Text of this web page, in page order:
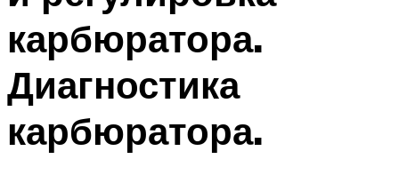
карбюратора.
Диагностика
карбюратора.